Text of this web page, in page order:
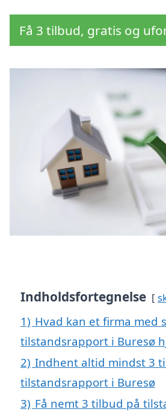
Få 3 tilbud, gratis og
Indholdsfortegnelse
1) Hvad kan et firma med
tilstandsrapport i Buresø
2) Indhent altid mindst 3
tilstandsrapport i Buresø
3) Få nemt 3 tilbud på